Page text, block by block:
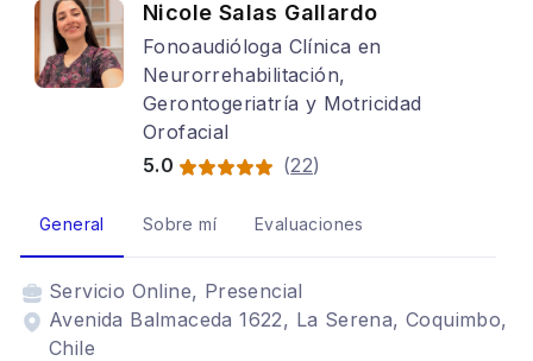
Nicole Salas Gallardo
Fonoaudióloga Clínica en
Neurorrehabilitación,
Gerontogeriatría y Motricidad
Orofacial
5.0
(22)
General Sobre mí Evaluaciones
Servicio Online, Presencial
Avenida Balmaceda 1622, La Serena, Coquimbo,
Chile